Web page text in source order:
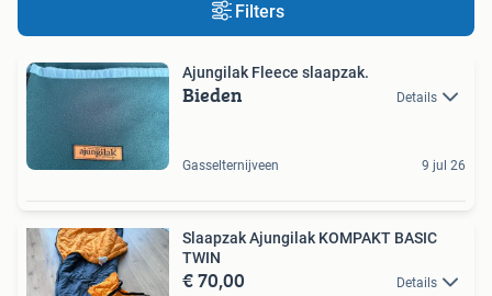
Filters
Ajungilak Fleece slaapzak.
Bieden Details
Gasselternijveen 9 jul 26
Slaapzak Ajungilak KOMPAKT BASIC
TWIN
€ 70,00 Details